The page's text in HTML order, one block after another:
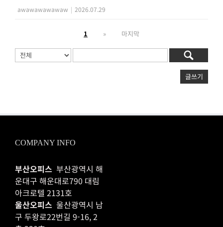
awawawawawaw | 2026.07.29
1 » 마지막
글쓰기
COMPANY INFO
부산오피스 부산광역시 해
운대구 해운대로790 대림
아크로텔 2131호
울산오피스 울산광역시 남
구 두왕로22번길 9-16, 2